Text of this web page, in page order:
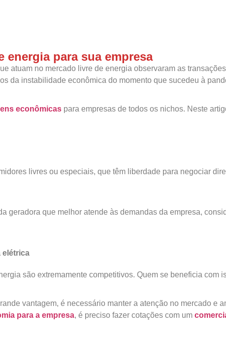
energia para sua empresa
atuam no mercado livre de energia observaram as
da instabilidade econômica do momento que sucedeu à
econômicas para empresas de todos os nichos. Neste
livres ou especiais, que têm liberdade para negociar
geradora que melhor atende às demandas da empresa,
elétrica
são extremamente competitivos. Quem se beneficia com
vantagem, é necessário manter a atenção no mercado e
para a empresa, é preciso fazer cotações com um